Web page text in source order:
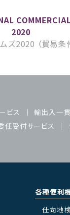
ズ2020 （貿易条
ビス 輸出入一
任受付サービス
各種便利
仕向地